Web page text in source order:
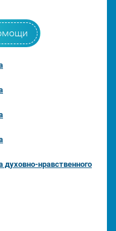
духовно-нравственного